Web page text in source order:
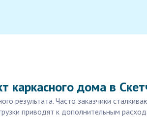
каркасного дома в
результата. Часто заказчики
приводят к дополнительным